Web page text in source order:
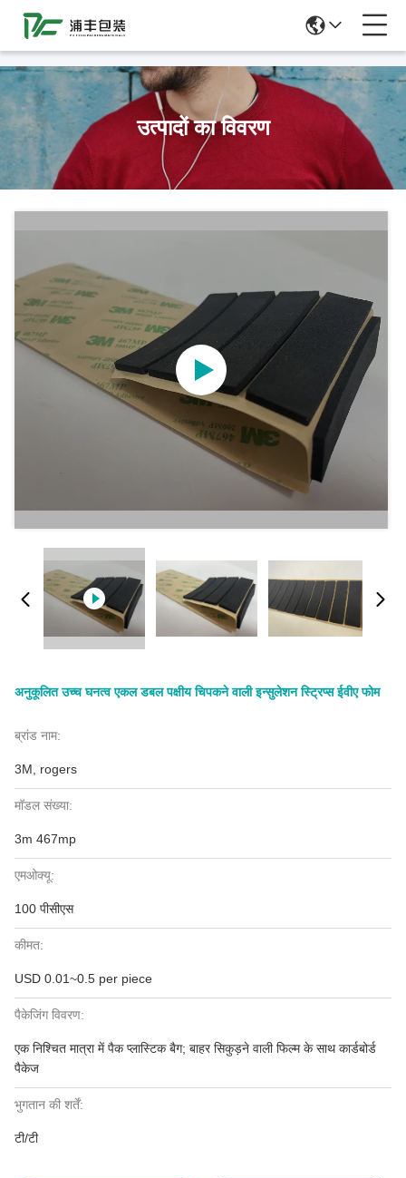
उत्पादों का विवरण
अनुकूलित उच्च घनत्व एकल डबल पक्षीय चिपकने वाली इन्सुलेशन स्ट्रिप्स ईवीए फोम
ब्रांड नाम:
3M, rogers
मॉडल संख्या:
3m 467mp
एमओक्यू:
100 पीसीएस
कीमत:
USD 0.01~0.5 per piece
पैकेजिंग विवरण:
एक निश्चित मात्रा में पैक प्लास्टिक बैग; बाहर सिकुड़ने वाली फिल्म के साथ कार्डबोर्ड
पैकेज
भुगतान की शर्तें:
टी/टी